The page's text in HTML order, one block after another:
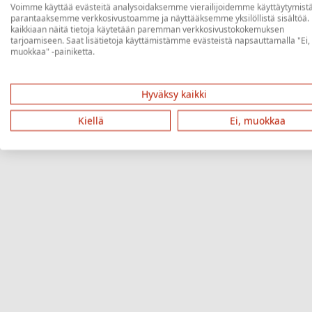
Voimme käyttää evästeitä analysoidaksemme vierailijoidemme
parantaaksemme verkkosivustoamme ja näyttääksemme yksilöllistä sisältöä.
kaikkiaan näitä tietoja käytetään paremman verkkosivustokokemuksen
tarjoamiseen. Saat lisätietoja käyttämistämme evästeistä napsauttamalla "Ei,
muokkaa" -painiketta.
Hyväksy kaikki
Kiellä
Ei, muokkaa